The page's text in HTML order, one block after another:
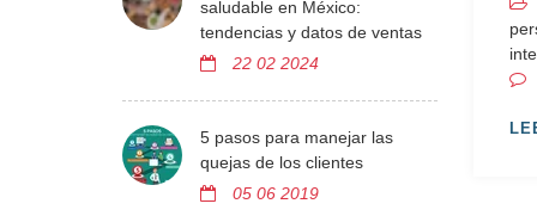
saludable en México:
tendencias y datos de ventas
22 02 2024
5 pasos para manejar las
quejas de los clientes
05 06 2019